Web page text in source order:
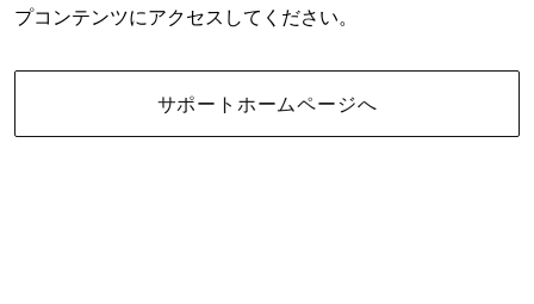
プコンテンツにアクセスしてください。
サポートホームページへ